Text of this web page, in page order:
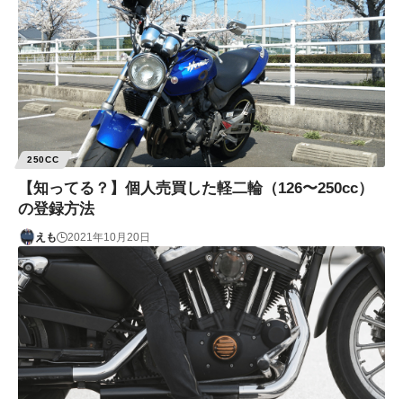
250CC
【知ってる？】個人売買した軽二輪（126〜250cc）
の登録方法
えも 2021年10月20日